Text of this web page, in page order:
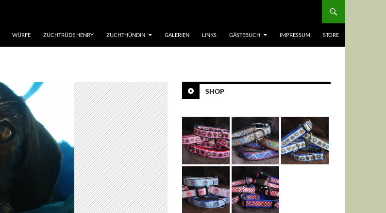
WÜRFE ZUCHTRÜDE HENRY ZUCHTHÜNDIN GALERIEN LINKS GÄSTEBUCH IMPRESSUM STORE
SHOP